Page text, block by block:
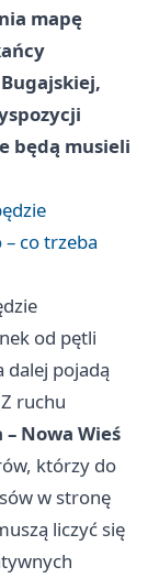
mapę
Bugajskiej,
będą musieli
co trzeba
od pętli
dalej pojadą
ruchu
– Nowa Wieś
którzy do
w stronę
liczyć się